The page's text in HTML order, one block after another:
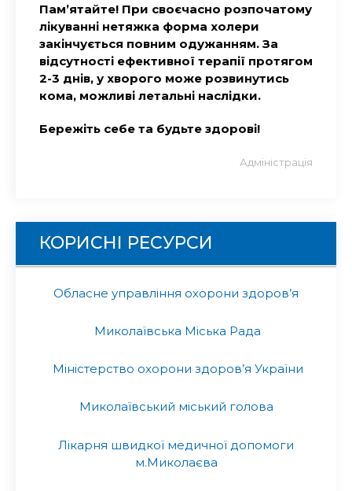
Пам’ятайте! При своєчасно розпочатому
лікуванні нетяжка форма холери
закінчується повним одужанням. За
відсутності ефективної терапії протягом
2-3 днів, у хворого може розвинутись
кома, можливі летальні наслідки.
Бережіть себе та будьте здорові!
Адміністрація
КОРИСНІ РЕСУРСИ
Обласне управління охорони здоров’я
Миколаївська Міська Рада
Міністерство охорони здоров’я України
Миколаївський міський голова
Лікарня швидкої медичної допомоги
м.Миколаєва